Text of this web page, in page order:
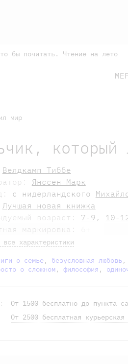
бы почитать. Чтение на лето
мир
который
Велдкамп Тиббе
Янссен Марк
с нидерландского
Лучшая новая книжка
возраст: 7-9 , 10-
маркировка:
все характеристики
о семье, безусловная любовь ,
о сложном, философия ,
От 1500 бесплатно до пункта
От 2500 бесплатная курьерская